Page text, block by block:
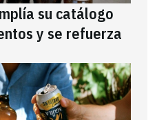
su catálogo
y se refuerza